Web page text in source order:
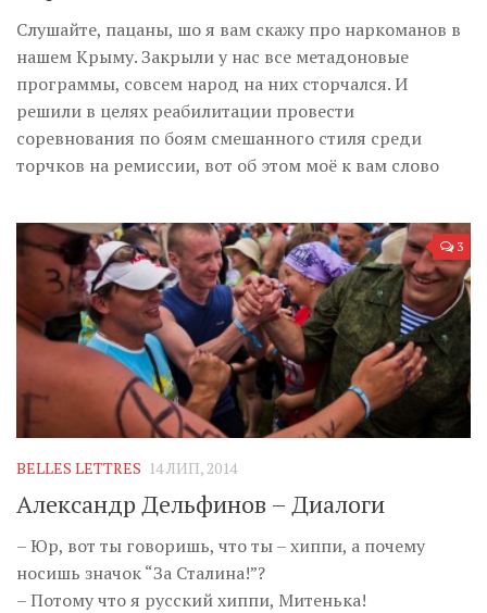
Слушайте, пацаны, шо я вам скажу про наркоманов в
нашем Крыму. Закрыли у нас все метадоновые
программы, совсем народ на них сторчался. И
решили в целях реабилитации провести
соревнования по боям смешанного стиля среди
торчков на ремиссии, вот об этом моё к вам слово
3
BELLES LETTRES 14 ЛИП, 2014
Александр Дельфинов – Диалоги
– Юр, вот ты говоришь, что ты – хиппи, а почему
носишь значок “За Сталина!”?
– Потому что я русский хиппи, Митенька!